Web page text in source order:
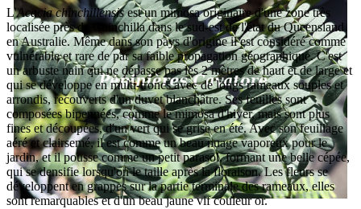
L'Acacia chinchillensisest un mimosa originaire d'une zone très
localisée près de Chinchilla dans le sud-est de l'état du Queensland
en Australie. Même dans son pays d'origine il est considéré comme
vulnérable et rare de par sa faible propagation géographique. C'est
un arbuste nain qui ne dépasse pas les 2 mètres de haut et de large et
qui se développe en multi-troncs avec de longs rameaux souples et
arrondis, recouverts d'un duvet blanchâtre. Ses feuilles sont
composées bipennées, comme le mimosa d'hiver, mais sont plus
fines et découpées, d'un vert qui se grise en été. Avec son feuillage
aéré et clairsemé, il est comme un beau nuage vaporeux pour le
jardin, et il pousse comme un petit parasol, formant une belle cépée,
qui se densifie lorsqu'on le taille après la floraison. Les fleurs se
développent en grappes sur la partie terminale des rameaux, elles
sont remarquables et d'un beau jaune vif couleur or.